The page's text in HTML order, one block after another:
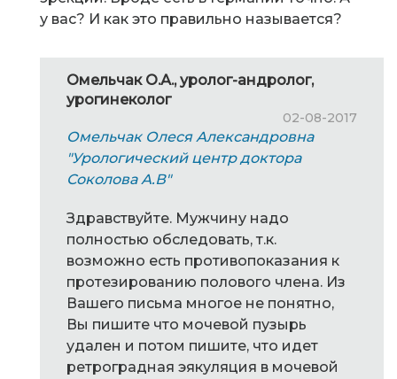
у вас? И как это правильно называется?
Омельчак О.А., уролог-андролог,
урогинеколог
02-08-2017
Омельчак Олеся Александровна
"Урологический центр доктора
Соколова А.В"
Здравствуйте. Мужчину надо
полностью обследовать, т.к.
возможно есть противопоказания к
протезированию полового члена. Из
Вашего письма многое не понятно,
Вы пишите что мочевой пузырь
удален и потом пишите, что идет
ретроградная эякуляция в мочевой